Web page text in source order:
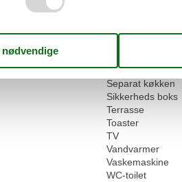
Opvaskemaskine
Sengetøj
Separat køkken
Sikkerheds boks
Terrasse
Toaster
TV
Vandvarmer
Vaskemaskine
WC-toilet